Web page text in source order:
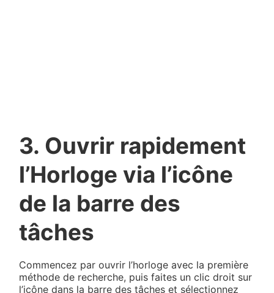
3. Ouvrir rapidement
l’Horloge via l’icône
de la barre des
tâches
Commencez par ouvrir l’horloge avec la première
méthode de recherche, puis faites un clic droit sur
l’icône dans la barre des tâches et sélectionnez